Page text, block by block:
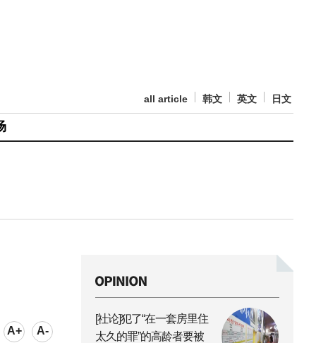
all article 韩文 英文 日文
A+ A-
[社论]犯了“在一套房里住
太久的罪”的高龄者要被